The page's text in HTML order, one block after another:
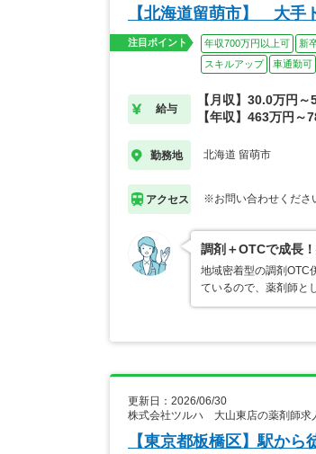
【北海道留萌市】 大手
注目ポイント 年収700万円以上可 新
スキルアップ
車通勤可
給与
【月収】30.0万円
【年収】463万円
勤務地 北海道 留萌市
アクセス ※お問い合わせくださ
調剤＋OTCで成長
地域密着型の調剤OTC
ているので、薬剤師と
更新日：2026/06/30
株式会社ツルハ 大山東店の薬剤師求
【東京都板橋区】駅か